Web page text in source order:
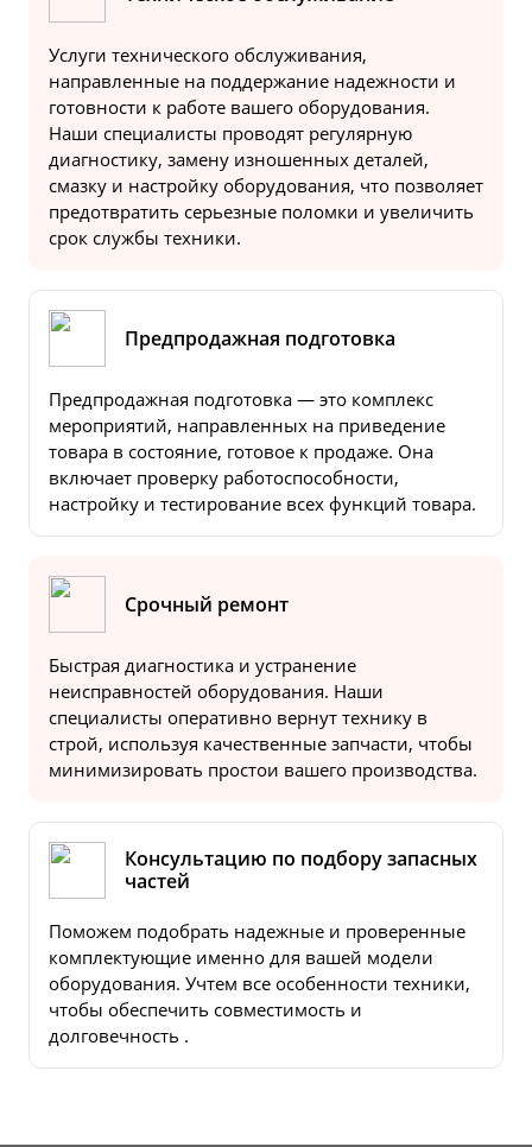
Услуги технического обслуживания,
направленные на поддержание надежности и
готовности к работе вашего оборудования.
Наши специалисты проводят регулярную
диагностику, замену изношенных деталей,
смазку и настройку оборудования, что позволяет
предотвратить серьезные поломки и увеличить
срок службы техники.
Предпродажная подготовка
Предпродажная подготовка — это комплекс
мероприятий, направленных на приведение
товара в состояние, готовое к продаже. Она
включает проверку работоспособности,
настройку и тестирование всех функций товара.
Срочный ремонт
Быстрая диагностика и устранение
неисправностей оборудования. Наши
специалисты оперативно вернут технику в
строй, используя качественные запчасти, чтобы
минимизировать простои вашего производства.
Консультацию по подбору запасных
частей
Поможем подобрать надежные и проверенные
комплектующие именно для вашей модели
оборудования. Учтем все особенности техники,
чтобы обеспечить совместимость и
долговечность .